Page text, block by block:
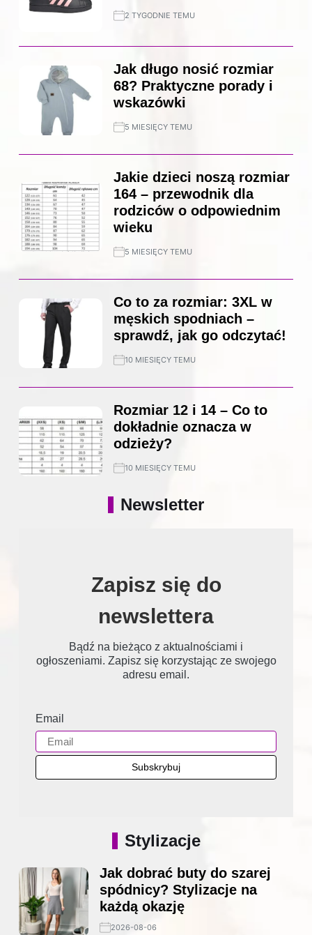
2 TYGODNIE TEMU
Jak długo nosić rozmiar
68? Praktyczne porady i
wskazówki
5 MIESIĘCY TEMU
Jakie dzieci noszą rozmiar
164 – przewodnik dla
rodziców o odpowiednim
wieku
5 MIESIĘCY TEMU
Co to za rozmiar: 3XL w
męskich spodniach –
sprawdź, jak go odczytać!
10 MIESIĘCY TEMU
Rozmiar 12 i 14 – Co to
dokładnie oznacza w
odzieży?
10 MIESIĘCY TEMU
Newsletter
Zapisz się do
newslettera
Bądź na bieżąco z aktualnościami i
ogłoszeniami. Zapisz się korzystając ze swojego
adresu email.
Email
Stylizacje
Jak dobrać buty do szarej
spódnicy? Stylizacje na
każdą okazję
2026-08-06